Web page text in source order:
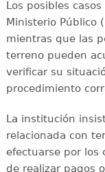
Los posibles
Ministerio Público
mientras que las
terreno pueden
verificar su
procedimiento
La institución
relacionada con
efectuarse por los
de realizar pagos